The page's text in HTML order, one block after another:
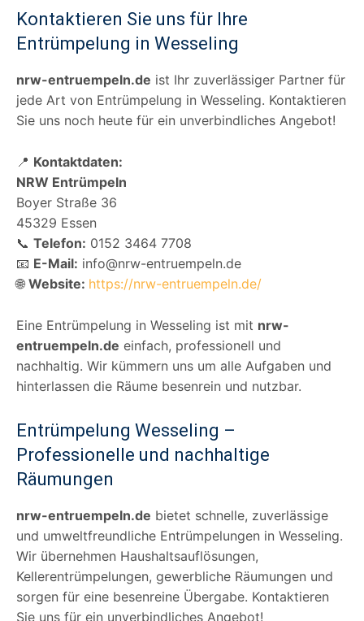
Kontaktieren Sie uns für Ihre
Entrümpelung in Wesseling
nrw-entruempeln.de ist Ihr zuverlässiger Partner für
jede Art von Entrümpelung in Wesseling. Kontaktieren
Sie uns noch heute für ein unverbindliches Angebot!
📍 Kontaktdaten:
NRW Entrümpeln
Boyer Straße 36
45329 Essen
📞 Telefon: 0152 3464 7708
📧 E-Mail: info@nrw-entruempeln.de
🌐 Website: https://nrw-entruempeln.de/
Eine Entrümpelung in Wesseling ist mit nrw-
entruempeln.de einfach, professionell und
nachhaltig. Wir kümmern uns um alle Aufgaben und
hinterlassen die Räume besenrein und nutzbar.
Entrümpelung Wesseling –
Professionelle und nachhaltige
Räumungen
nrw-entruempeln.de bietet schnelle, zuverlässige
und umweltfreundliche Entrümpelungen in Wesseling.
Wir übernehmen Haushaltsauflösungen,
Kellerentrümpelungen, gewerbliche Räumungen und
sorgen für eine besenreine Übergabe. Kontaktieren
Sie uns für ein unverbindliches Angebot!